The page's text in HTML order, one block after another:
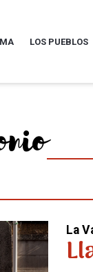
LOS PUEBLOS
La